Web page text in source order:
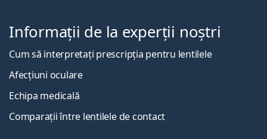
Informații de la experții noștri
Cum să interpretați prescripția pentru lentilele
Afecțiuni oculare
Echipa medicală
Comparații între lentilele de contact